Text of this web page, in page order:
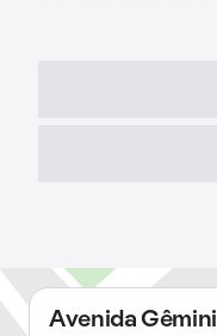
Avenida Gêmini